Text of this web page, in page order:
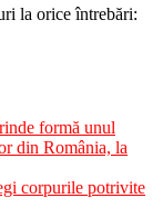
la orice întrebări:
formă unul
din România, la
corpurile potrivite